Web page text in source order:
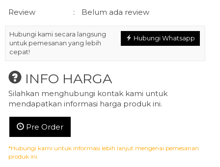
Review
: Belum ada review
Hubungi Whatsapp
Hubungi kami secara langsung
untuk pemesanan yang lebih
cepat!
INFO HARGA
Silahkan menghubungi kontak kami untuk
mendapatkan informasi harga produk ini.
Pre Order
*Hubungi kami untuk informasi lebih lanjut mengenai pemesanan
produk ini.